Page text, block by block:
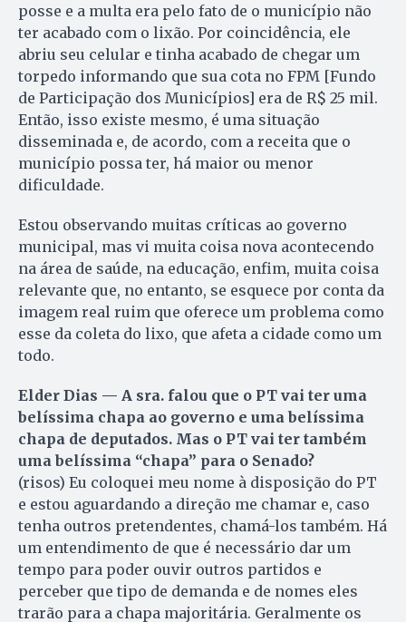
posse e a multa era pelo fato de o município não
ter acabado com o lixão. Por coincidência, ele
abriu seu celular e tinha acabado de chegar um
torpedo informando que sua cota no FPM [Fundo
de Participação dos Municípios] era de R$ 25 mil.
Então, isso existe mesmo, é uma situação
disseminada e, de acordo, com a receita que o
município possa ter, há maior ou menor
dificuldade.
Estou observando muitas críticas ao governo
municipal, mas vi muita coisa nova acontecendo
na área de saúde, na educação, enfim, muita coisa
relevante que, no entanto, se esquece por conta da
imagem real ruim que oferece um problema como
esse da coleta do lixo, que afeta a cidade como um
todo.
Elder Dias — A sra. falou que o PT vai ter uma
belíssima chapa ao governo e uma belíssima
chapa de deputados. Mas o PT vai ter também
uma belíssima “chapa” para o Senado?
(risos) Eu coloquei meu nome à disposição do PT
e estou aguardando a direção me chamar e, caso
tenha outros pretendentes, chamá-los também. Há
um entendimento de que é necessário dar um
tempo para poder ouvir outros partidos e
perceber que tipo de demanda e de nomes eles
trarão para a chapa majoritária. Geralmente os